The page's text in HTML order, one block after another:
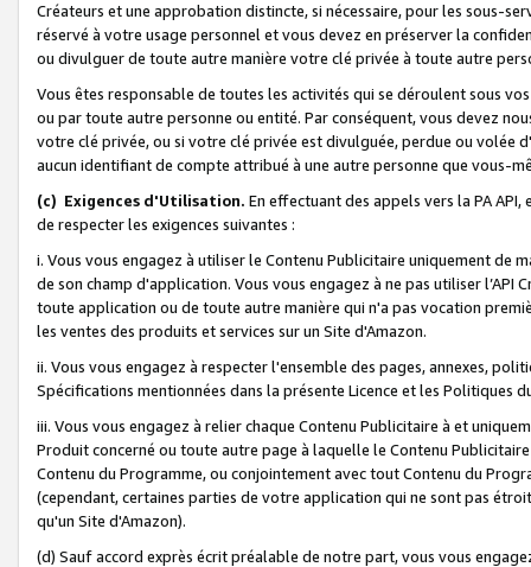
Créateurs et une approbation distincte, si nécessaire, pour les sous-
réservé à votre usage personnel et vous devez en préserver la
ou divulguer de toute autre manière votre clé privée à toute autre
Vous êtes responsable de toutes les activités qui se déroulent sous
ou par toute autre personne ou entité. Par conséquent, vous devez
votre clé privée, ou si votre clé privée est divulguée, perdue ou volée
aucun identifiant de compte attribué à une autre personne que vous-
(c) Exigences d'Utilisation. En effectuant des appels vers la PA
de respecter les exigences suivantes :
i. Vous vous engagez à utiliser le Contenu Publicitaire uniquement de
de son champ d'application. Vous vous engagez à ne pas utiliser l’API
toute application ou de toute autre manière qui n'a pas vocation
les ventes des produits et services sur un Site d'Amazon.
ii. Vous vous engagez à respecter l'ensemble des pages, annexes,
Spécifications mentionnées dans la présente Licence et les Politiques
iii. Vous vous engagez à relier chaque Contenu Publicitaire à et
Produit concerné ou toute autre page à laquelle le Contenu
Contenu du Programme, ou conjointement avec tout Contenu du
(cependant, certaines parties de votre application qui ne sont pas
qu'un Site d'Amazon).
(d) Sauf accord exprès écrit préalable de notre part, vous vous